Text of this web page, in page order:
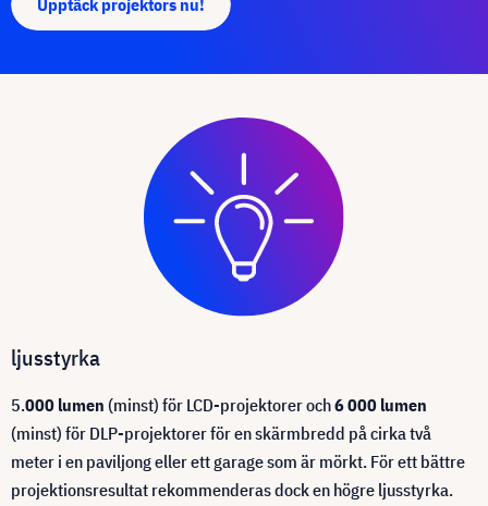
ljusstyrka
5.000 lumen (minst) för LCD-projektorer och6 000 lumen
(minst) för DLP-projektorer för en skärmbredd på cirka två
meter i en paviljong eller ett garage som är mörkt. För ett bättre
projektionsresultat rekommenderas dock en högre ljusstyrka.